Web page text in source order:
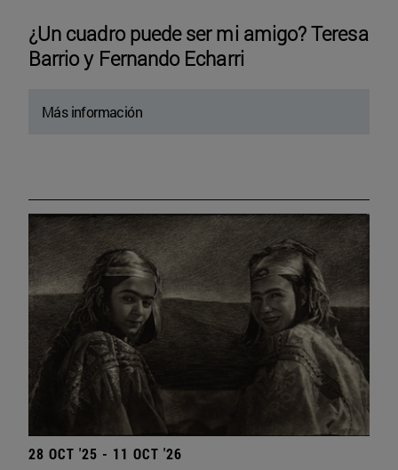
¿Un cuadro puede ser mi amigo? Teresa
Barrio y Fernando Echarri
Más información
28 OCT '25 - 11 OCT '26